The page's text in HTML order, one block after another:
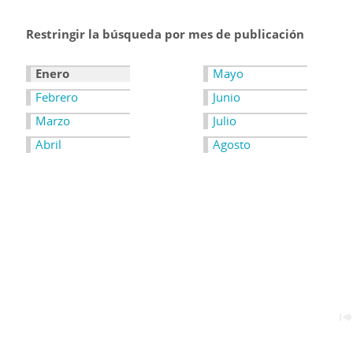
Restringir la búsqueda por mes de publicación
Enero
Febrero
Marzo
Abril
Mayo
Junio
Julio
Agosto